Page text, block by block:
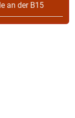
an der B15